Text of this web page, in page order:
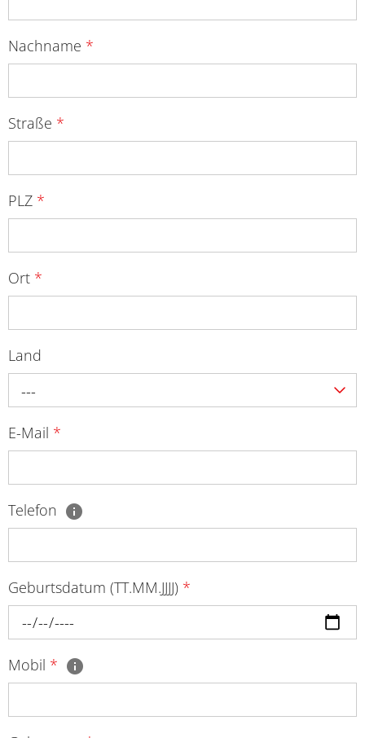
Nachname *
Straße *
PLZ *
Ort *
Land
---
E-Mail *
Telefon
Geburtsdatum (TT.MM.JJJJ) *
Mobil *